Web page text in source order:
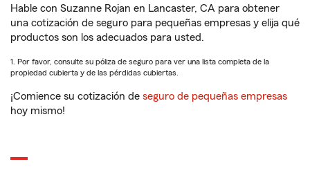
Hable con Suzanne Rojan en Lancaster, CA para obtener
una cotización de seguro para pequeñas empresas y elija qué
productos son los adecuados para usted.
1. Por favor, consulte su póliza de seguro para ver una lista completa de la
propiedad cubierta y de las pérdidas cubiertas.
¡Comience su cotización de seguro de pequeñas empresas
hoy mismo!